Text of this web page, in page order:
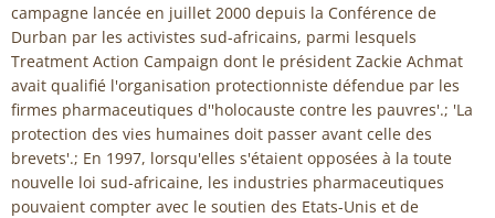
campagne lancée en juillet 2000 depuis la Conférence de
Durban par les activistes sud-africains, parmi lesquels
Treatment Action Campaign dont le président Zackie Achmat
avait qualifié l'organisation protectionniste défendue par les
firmes pharmaceutiques d''holocauste contre les pauvres'.; 'La
protection des vies humaines doit passer avant celle des
brevets'.; En 1997, lorsqu'elles s'étaient opposées à la toute
nouvelle loi sud-africaine, les industries pharmaceutiques
pouvaient compter avec le soutien des Etats-Unis et de